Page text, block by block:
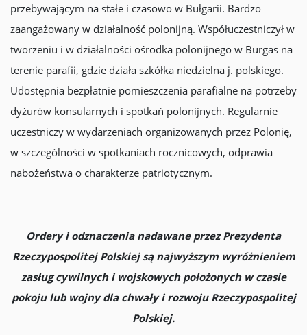
przebywającym na stałe i czasowo w Bułgarii. Bardzo
zaangażowany w działalność polonijną. Współuczestniczył w
tworzeniu i w działalności ośrodka polonijnego w Burgas na
terenie parafii, gdzie działa szkółka niedzielna j. polskiego.
Udostępnia bezpłatnie pomieszczenia parafialne na potrzeby
dyżurów konsularnych i spotkań polonijnych. Regularnie
uczestniczy w wydarzeniach organizowanych przez Polonię,
w szczególności w spotkaniach rocznicowych, odprawia
nabożeństwa o charakterze patriotycznym.
Ordery i odznaczenia nadawane przez Prezydenta
Rzeczypospolitej Polskiej są najwyższym wyróżnieniem
zasług cywilnych i wojskowych położonych w czasie
pokoju lub wojny dla chwały i rozwoju Rzeczypospolitej
Polskiej.